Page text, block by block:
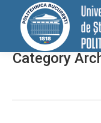
conținut
Category